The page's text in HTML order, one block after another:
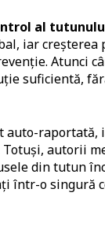
al
iar
Atunci
suficientă,
raportată,
autorii
din tutun
într-o singură